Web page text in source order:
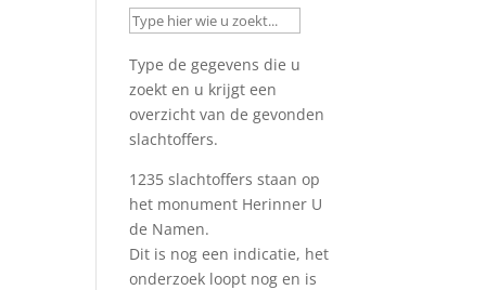
Type de gegevens die u
zoekt en u krijgt een
overzicht van de gevonden
slachtoffers.
1235 slachtoffers staan op
het monument Herinner U
de Namen.
Dit is nog een indicatie, het
onderzoek loopt nog en is